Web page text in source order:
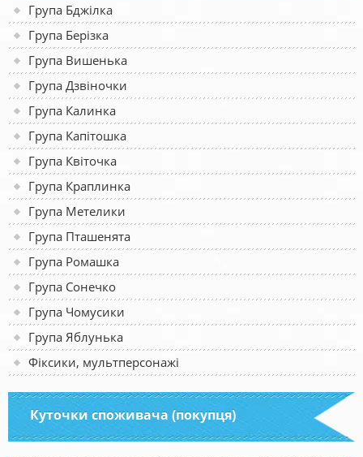
Група Бджілка
Група Берізка
Група Вишенька
Група Дзвіночки
Група Калинка
Група Капітошка
Група Квіточка
Група Краплинка
Група Метелики
Група Пташенята
Група Ромашка
Група Сонечко
Група Чомусики
Група Яблунька
Фіксики, мультперсонажі
Куточки споживача (покупця)